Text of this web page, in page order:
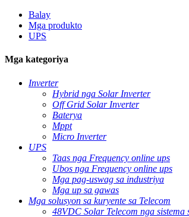
Balay
Mga produkto
UPS
Mga kategoriya
Inverter
Hybrid nga Solar Inverter
Off Grid Solar Inverter
Baterya
Mppt
Micro Inverter
UPS
Taas nga Frequency online ups
Ubos nga Frequency online ups
Mga pag-uswag sa industriya
Mga up sa gawas
Mga solusyon sa kuryente sa Telecom
48VDC Solar Telecom nga sistema